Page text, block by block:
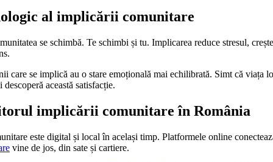
al implicării comunitare
se schimbă. Te schimbi și tu. Implicarea reduce stresul,
care se implică au o stare emoțională mai echilibrată. Simt că viața
această satisfacție.
implicării comunitare în România
este digital și local în același timp. Platformele online
vine de jos, din sate și cartiere.